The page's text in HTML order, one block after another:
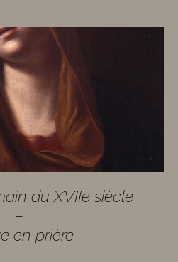
du XVIIe siècle
–
en prière